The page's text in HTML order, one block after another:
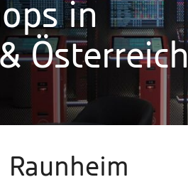
in
Österreich
Raunheim